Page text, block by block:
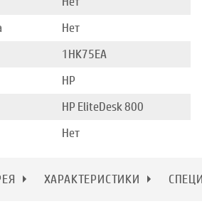
Нет
1HK75EA
HP
HP EliteDesk 800
Нет
ХАРАКТЕРИСТИКИ